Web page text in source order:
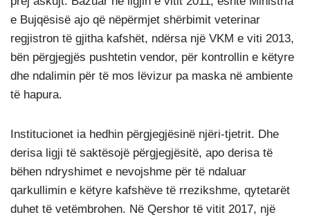
e Bujqësisë ajo që nëpërmjet shërbimit veterinar
regjistron të gjitha kafshët, ndërsa një VKM e viti 2013,
bën përgjegjës pushtetin vendor, për kontrollin e këtyre
dhe ndalimin për të mos lëvizur pa maska në ambiente
të hapura.
Institucionet ia hedhin përgjegjësinë njëri-tjetrit. Dhe
derisa ligji të saktësojë përgjegjësitë, apo derisa të
bëhen ndryshimet e nevojshme për të ndaluar
qarkullimin e këtyre kafshëve të rrezikshme, qytetarët
duhet të vetëmbrohen. Në Qershor të vitit 2017, një